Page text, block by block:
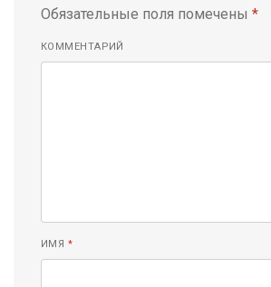
Обязательные поля помечены *
КОММЕНТАРИЙ
ИМЯ *